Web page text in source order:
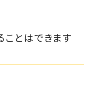
とはできます